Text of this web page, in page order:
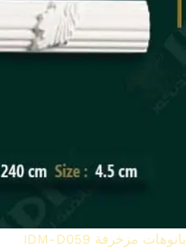
بانوهات مزخرفة IDM-D059